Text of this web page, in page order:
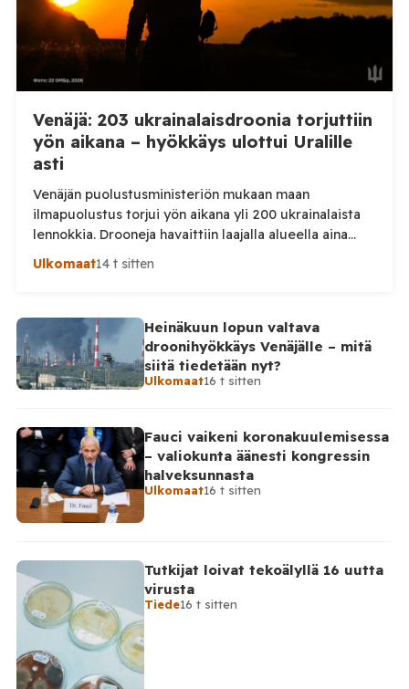
Venäjä: 203 ukrainalaisdroonia torjuttiin
yön aikana – hyökkäys ulottui Uralille
asti
Venäjän puolustusministeriön mukaan maan
ilmapuolustus torjui yön aikana yli 200 ukrainalaista
lennokkia. Drooneja havaittiin laajalla alueella aina
Uralille asti. Venäjän puolustusministeriön virallisen
miehittämätöntä ilma-alusta torstai-illan 6. elokuuta
ja perjantaiaamun 7. elokuuta välisenä aikana.
Ministeriön ilmoitus koskee aikaväliä kello 20–08
Moskovan aikaa. Ministeriön mukaan drooneja
torjuttiin […]
Ulkomaat14 t sitten
Heinäkuun lopun valtava
droonihyökkäys Venäjälle – mitä
siitä tiedetään nyt?
Ulkomaat16 t sitten
Fauci vaikeni koronakuulemisessa
– valiokunta äänesti kongressin
halveksunnasta
Ulkomaat16 t sitten
Tutkijat loivat tekoälyllä 16 uutta
virusta
Tiede16 t sitten